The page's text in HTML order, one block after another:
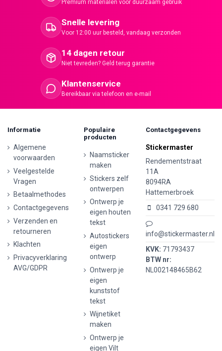
Premium materialen voor duurzaam gebruik
Snelle levering
Voor 12:00 uur besteld, vandaag verzonden
14 dagen retour
Niet tevreden? Geld terug garantie
Klantenservice
Bereikbaar via telefoon en e-mail
Informatie
Algemene
voorwaarden
Veelgestelde
Vragen
Betaalmethodes
Contactgegevens
Verzenden en
retourneren
Klachten
Privacyverklaring
AVG/GDPR
Populaire
producten
Naamsticker
maken
Stickers zelf
ontwerpen
Ontwerp je
eigen houten
tekst
Autostickers
eigen
ontwerp
Ontwerp je
eigen
kunststof
tekst
Wijnetiket
maken
Ontwerp je
eigen Vilt
Contactgegevens
Stickermaster
Rendementstraat
11A
8094RA
Hattemerbroek
0341 729 680
info@stickermaster.nl
KVK: 71793437
BTW nr:
NL002148465B62